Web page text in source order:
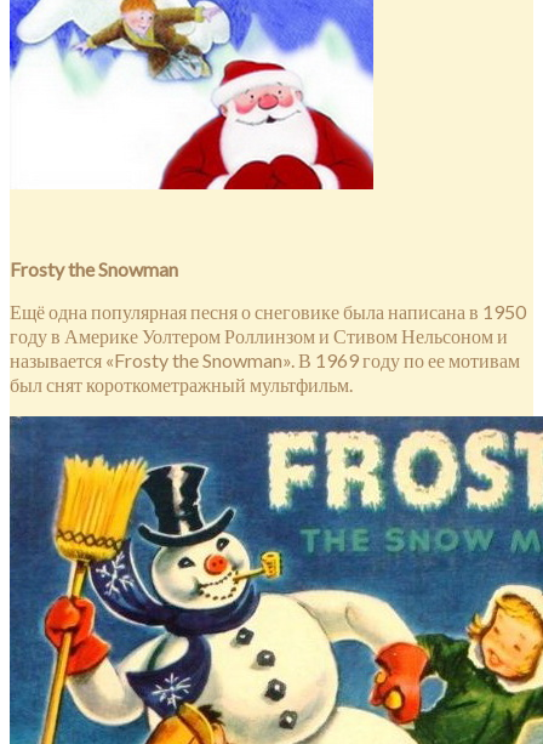
Frosty the Snowman
Ещё одна популярная песня о снеговике была написана в 1950
году в Америке Уолтером Роллинзом и Стивом Нельсоном и
называется «Frosty the Snowman». В 1969 году по ее мотивам
был снят короткометражный мультфильм.